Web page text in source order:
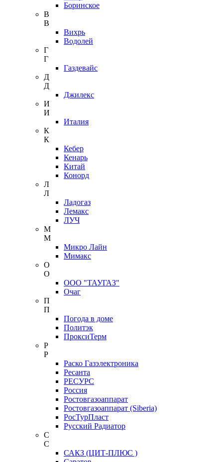
Боринское
В
В
Вихрь
Водолей
Г
Г
Газдевайс
Д
Д
Джилекс
И
И
Италия
К
К
Кебер
Кенарь
Китай
Конорд
Л
Л
Ладогаз
Лемакс
ЛУЧ
М
М
Микро Лайн
Мимакс
О
О
ООО "ТАУГАЗ"
Очаг
П
П
Погода в доме
Политэк
ПроксиТерм
Р
Р
Раско Газэлектроника
Ресанта
РЕСУРС
Россия
Ростовгазоаппарат
Ростовгазоаппарат (Siberia)
РосТурПласт
Русский Радиатор
С
С
САКЗ (ЦИТ-ПЛЮС )